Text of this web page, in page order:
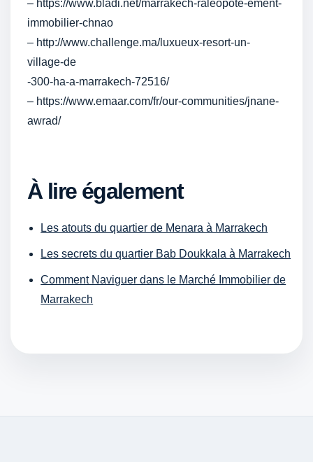
– https://www.bladi.net/marrakech-raleopote-ement-
immobilier-chnao
– http://www.challenge.ma/luxueux-resort-un-
village-de
-300-ha-a-marrakech-72516/
– https://www.emaar.com/fr/our-communities/jnane-
awrad/
À lire également
Les atouts du quartier de Menara à Marrakech
Les secrets du quartier Bab Doukkala à Marrakech
Comment Naviguer dans le Marché Immobilier de
Marrakech